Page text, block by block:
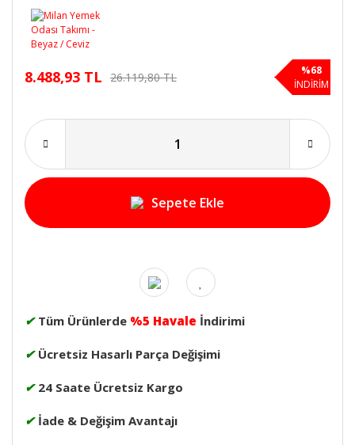
8.488,93 TL 26.119,80 TL
%68
İNDİRİM
Sepete Ekle
✔ Tüm Ürünlerde %5 Havale İndirimi
✔ Ücretsiz Hasarlı Parça Değişimi
✔ 24 Saate Ücretsiz Kargo
✔ İade & Değişim Avantajı